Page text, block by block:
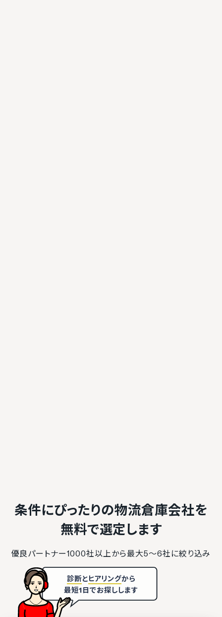
条件にぴったりの物流倉庫会社を
無料で選定します
優良パートナー1000社以上から最大5〜6社に絞り込み
診断とヒアリングから
最短1日でお探しします